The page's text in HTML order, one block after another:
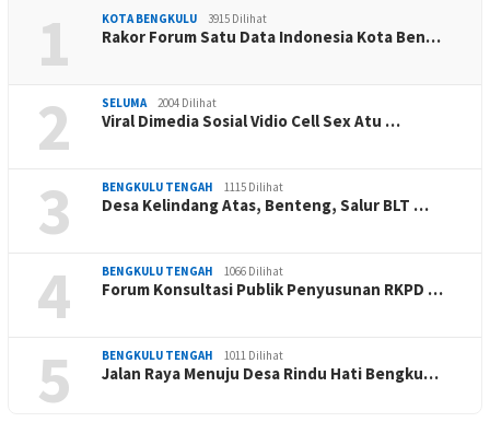
1 KOTA BENGKULU 3915 Dilihat
Rakor Forum Satu Data Indonesia Kota Ben…
2 SELUMA 2004 Dilihat
Viral Dimedia Sosial Vidio Cell Sex Atu …
3 BENGKULU TENGAH 1115 Dilihat
Desa Kelindang Atas, Benteng, Salur BLT …
4 BENGKULU TENGAH 1066 Dilihat
Forum Konsultasi Publik Penyusunan RKPD …
5 BENGKULU TENGAH 1011 Dilihat
Jalan Raya Menuju Desa Rindu Hati Bengku…